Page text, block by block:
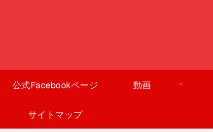
公式Facebookページ 動画
サイトマップ